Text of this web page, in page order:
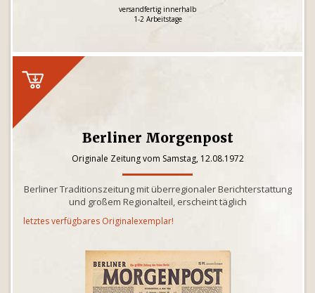
versandfertig innerhalb
1-2 Arbeitstage
Berliner Morgenpost
Originale Zeitung vom Samstag, 12.08.1972
Berliner Traditionszeitung mit überregionaler Berichterstattung
und großem Regionalteil, erscheint täglich
letztes verfügbares Originalexemplar!